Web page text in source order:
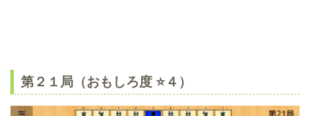
第２１局（おもしろ度 ⭐️４）